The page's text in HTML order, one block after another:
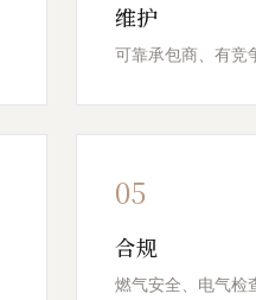
维护
可靠承包商、有竞
05
合规
燃气安全、电气检